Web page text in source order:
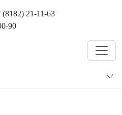
21-11-63
90